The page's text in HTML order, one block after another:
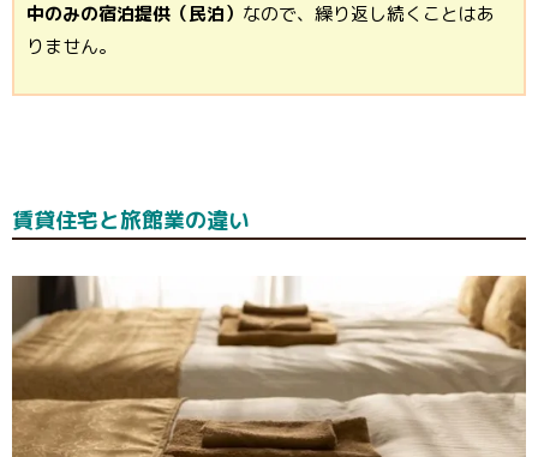
中のみの宿泊提供（民泊） なので、繰り返し続くことはあ
りません。
賃貸住宅と旅館業の違い